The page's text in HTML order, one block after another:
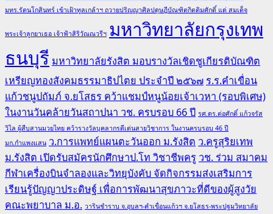
มทร.รัตนโกสินทร์ เข้าเฝ้าทูลเกล้าฯ ถวายปริญญาศิลปดุษฎีบัณฑิตกิตติมศักดิ์ แด่ สมเด็จ
พระเจ้าลูกยาเธอ เจ้าฟ้าสิริวัณณวรีฯ มหาวิทยาลัยกรุงเทพ
ธนบุรี มหาวิทยาลัยรังสิต มอบรางวัลเชิดชูเกียรติบัณฑิต
เหรียญทองสังคมธรรมาธิปไตย ประจำปี ๒๕๖๗ ร.ร.คำเขื่อน
แก้วชนูปถัมภ์ จ.ยโสธร คว้าแชมป์หนูน้อยเจ้าเวหา (รอบพิเศษ)
ในงานวันคล้ายวันสถาปนา วช. ครบรอบ 66 ปี รศ.ดร.ต่อศักดิ์ แก้วจรัส
วิไล ผู้สืบสานมวยไทย คว้ารางวัลบุคลากรดีเด่นสายวิชาการ ในงานครบรอบ 46 ปี
มก.กำแพงแสน ว.การแพทย์แผนตะวันออก ม.รังสิต ว.ครูสุริยเทพ
ม.รังสิต เปิดรับสมัครนักศึกษาป.โท วิชาชีพครู วช. ร่วม สมาคม
กีฬาเครื่องบินจำลองและวิทยุบังคับ จัดกิจกรรมส่งเสริมการ
เรียนรู้ปัญญาประดิษฐ์ เพื่อการพัฒนาสุขภาวะที่ดีของผู้สูงวัย
คณะพยาบาล ม.อ. วารินชำราบ จ.อุบลฯ-คำเขื่อนแก้วฯ จ.ยโสธร-พระปฐมวิทยาลัย